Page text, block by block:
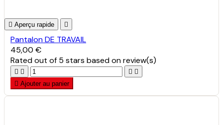
 Aperçu rapide 
Pantalon DE TRAVAIL
45,00 €
Ratedout of 5 stars based onreview(s)
   
 Ajouter au panier